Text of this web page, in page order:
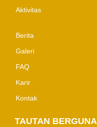
Aktivitas
Berita
Galeri
FAQ
Karir
Kontak
TAUTAN BERGUNA